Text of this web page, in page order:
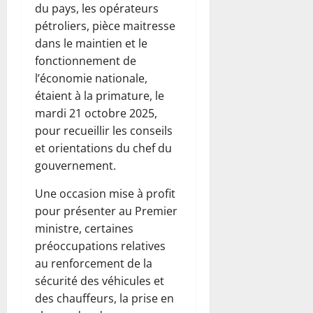
du pays, les opérateurs
pétroliers, pièce maitresse
dans le maintien et le
fonctionnement de
l’économie nationale,
étaient à la primature, le
mardi 21 octobre 2025,
pour recueillir les conseils
et orientations du chef du
gouvernement.
Une occasion mise à profit
pour présenter au Premier
ministre, certaines
préoccupations relatives
au renforcement de la
sécurité des véhicules et
des chauffeurs, la prise en